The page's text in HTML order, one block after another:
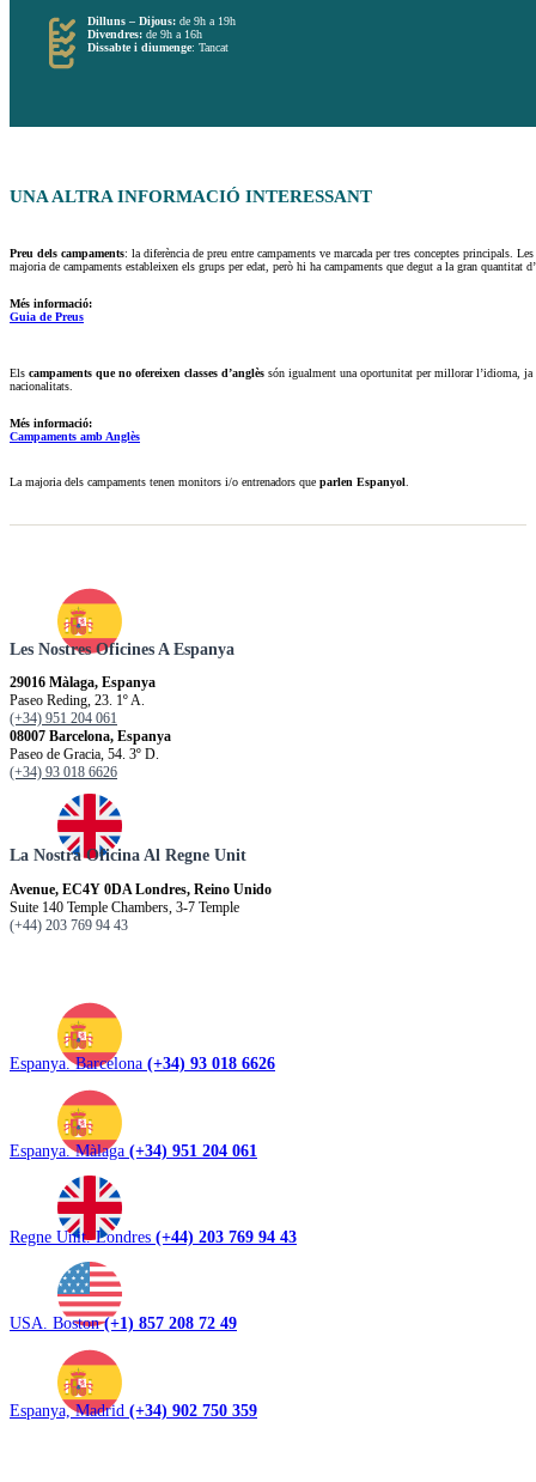
Dilluns – Dijous: de 9h a 19h
Divendres: de 9h a 16h
Dissabte i diumenge: Tancat
UNA ALTRA INFORMACIÓ INTERESSANT
Preu dels campaments: la diferència de preu entre campaments ve marcada per tres conceptes principals. Les
majoria de campaments estableixen els grups per edat, però hi ha campaments que degut a la gran
Més informació:
Guia de Preus
Els campaments que no ofereixen classes d’anglès són igualment una oportunitat per millorar l’idioma, ja
nacionalitats.
Més informació:
Campaments amb Anglès
La majoria dels campaments tenen monitors i/o entrenadors que parlen Espanyol
Les Nostres Oficines A Espanya
29016 Màlaga, Espanya
Paseo Reding, 23. 1º A.
(+34) 951 204 061
08007 Barcelona, Espanya
Paseo de Gracia, 54. 3º D.
(+34) 93 018 6626
La Nostra Oficina Al Regne Unit
Avenue, EC4Y 0DA Londres, Reino Unido
Suite 140 Temple Chambers, 3-7 Temple
(+44) 203 769 94 43
Espanya. Barcelona (+34) 93 018 6626
Espanya. Màlaga (+34) 951 204 061
Regne Unit. Londres (+44) 203 769 94 43
USA. Boston(+1) 857 208 72 49
Espanya, Madrid (+34) 902 750 359